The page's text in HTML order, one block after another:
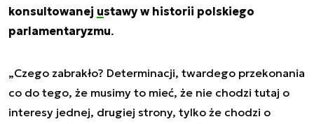
konsultowanej ustawyw historii polskiego
parlamentaryzmu.
„Czego zabrakło? Determinacji, twardego przekonania
co do tego, że musimy to mieć, że nie chodzi tutaj o
interesy jednej, drugiej strony, tylko że chodzi o